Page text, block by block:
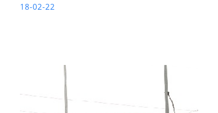
18-02-22